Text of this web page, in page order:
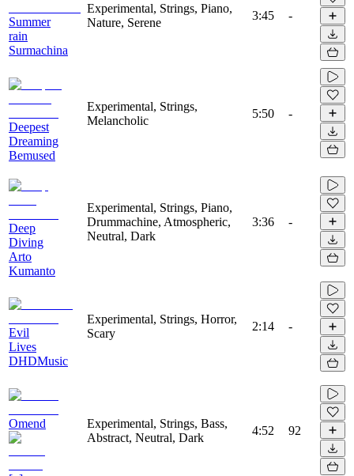
Summer
rain
Surmachina
Experimental, Strings, Piano,
Nature, Serene
3:45 -
Deepest
Dreaming
Bemused
Experimental, Strings,
Melancholic
5:50 -
Deep
Diving
Arto
Kumanto
Experimental, Strings, Piano,
Drummachine, Atmospheric,
Neutral, Dark
3:36 -
Evil
Lives
DHDMusic
Experimental, Strings, Horror,
Scary
2:14 -
Omend
Experimental, Strings, Bass,
Abstract, Neutral, Dark
4:52 92